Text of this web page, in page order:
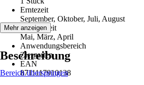
Erntezeit
September, Oktober, Juli, August
Aussaatzeit
Mai, März, April
Anwendungsbereich
Ziergarten
EAN
8711117910138
Mehr anzeigen
Beschreibung
Bereich überspringen